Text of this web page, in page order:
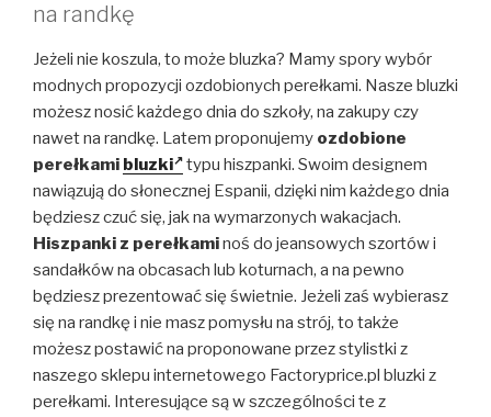
na randkę
Jeżeli nie koszula, to może bluzka? Mamy spory wybór
modnych propozycji ozdobionych perełkami. Nasze bluzki
możesz nosić każdego dnia do szkoły, na zakupy czy
nawet na randkę. Latem proponujemy ozdobione
perełkami bluzki
typu hiszpanki. Swoim designem
nawiązują do słonecznej Espanii, dzięki nim każdego dnia
będziesz czuć się, jak na wymarzonych wakacjach.
Hiszpanki z perełkaminoś do jeansowych szortów i
sandałków na obcasach lub koturnach, a na pewno
będziesz prezentować się świetnie. Jeżeli zaś wybierasz
się na randkę i nie masz pomysłu na strój, to także
możesz postawić na proponowane przez stylistki z
naszego sklepu internetowego Factoryprice.pl bluzki z
perełkami. Interesujące są w szczególności te z